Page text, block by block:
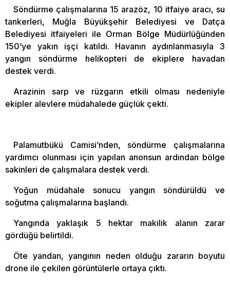
Söndürme çalışmalarına 15 arazöz, 10 itfaiye aracı, su
tankerleri, Muğla Büyükşehir Belediyesi ve Datça
Belediyesi itfaiyeleri ile Orman Bölge Müdürlüğünden
150’ye yakın işçi katıldı. Havanın aydınlanmasıyla 3
yangın söndürme helikopteri de ekiplere havadan
destek verdi.
Arazinin sarp ve rüzgarın etkili olması nedeniyle
ekipler alevlere müdahalede güçlük çekti.
Palamutbükü Camisi’nden, söndürme çalışmalarına
yardımcı olunması için yapılan anonsun ardından bölge
sakinleri de çalışmalara destek verdi.
Yoğun müdahale sonucu yangın söndürüldü ve
soğutma çalışmalarına başlandı.
Yangında yaklaşık 5 hektar makilik alanın zarar
gördüğü belirtildi.
Öte yandan, yangının neden olduğu zararın boyutu
drone ile çekilen görüntülerle ortaya çıktı.